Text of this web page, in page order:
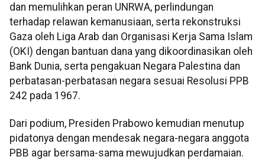
dan memulihkan peran UNRWA, perlindungan
terhadap relawan kemanusiaan, serta rekonstruksi
Gaza oleh Liga Arab dan Organisasi Kerja Sama Islam
(OKI) dengan bantuan dana yang dikoordinasikan oleh
Bank Dunia, serta pengakuan Negara Palestina dan
perbatasan-perbatasan negara sesuai Resolusi PPB
242 pada 1967.
Dari podium, Presiden Prabowo kemudian menutup
pidatonya dengan mendesak negara-negara anggota
PBB agar bersama-sama mewujudkan perdamaian.